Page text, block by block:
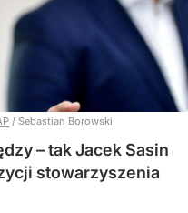
/ Sebastian Borowski
– tak Jacek Sasin
stowarzyszenia